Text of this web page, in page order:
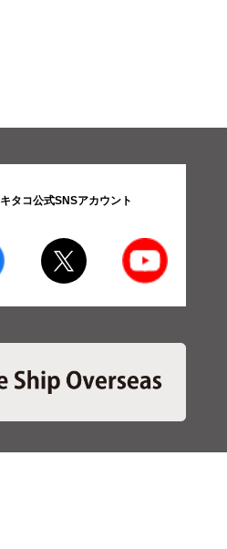
キタコ公式SNSアカウント